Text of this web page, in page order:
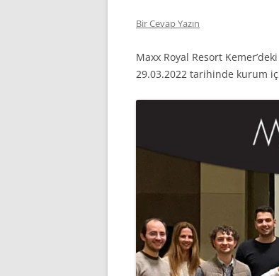
Bir Cevap Yazın
Maxx Royal Resort
29.03.2022 tarihinde kurum